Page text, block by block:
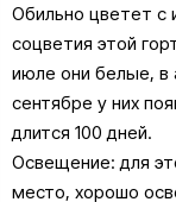
Обильно цветет с
соцветия этой
июле они белые, в
сентябре у них
длится 100 дней.
Освещение: для
место, хорошо